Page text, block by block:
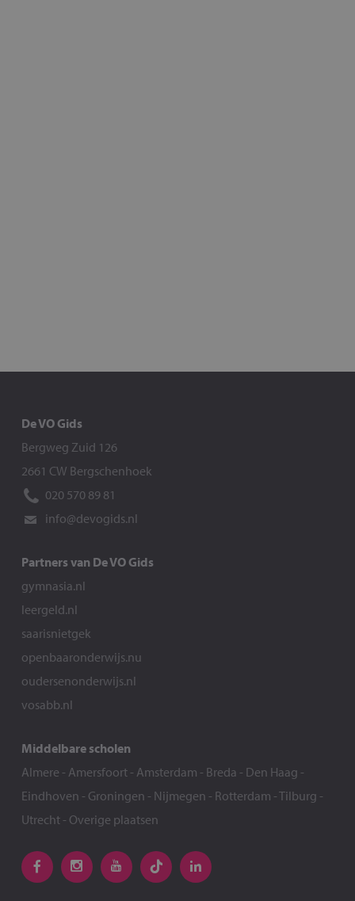
De VO Gids
Bergweg Zuid 126
2661 CW Bergschenhoek
020 570 89 81
info@devogids.nl
Partners van De VO Gids
gymnasia.nl
leergeld.nl
saarisnietgek
openbaaronderwijs.nu
oudersenonderwijs.nl
vosabb.nl
Middelbare scholen
Almere - Amersfoort- Amsterdam - Breda - Den Haag -
Eindhoven - Groningen - Nijmegen - Rotterdam -Tilburg -
Utrecht- Overige plaatsen